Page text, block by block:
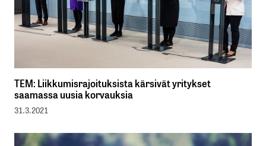
TEM: Liikkumisrajoituksista kärsivät yritykset
saamassa uusia korvauksia
31.3.2021